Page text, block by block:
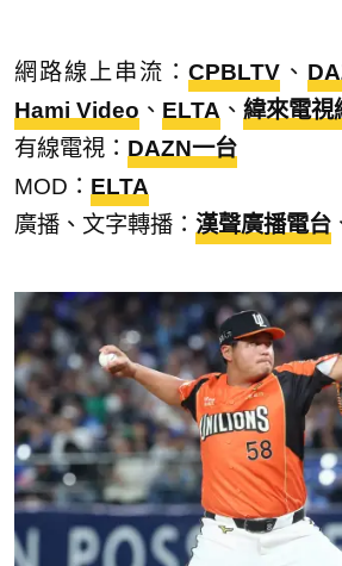
網路線上串流：CPBLTV 、
Hami Video 、 ELTA 、 緯來電視
有線電視： DAZN一台
MOD： ELTA
廣播、文字轉播： 漢聲廣播電台